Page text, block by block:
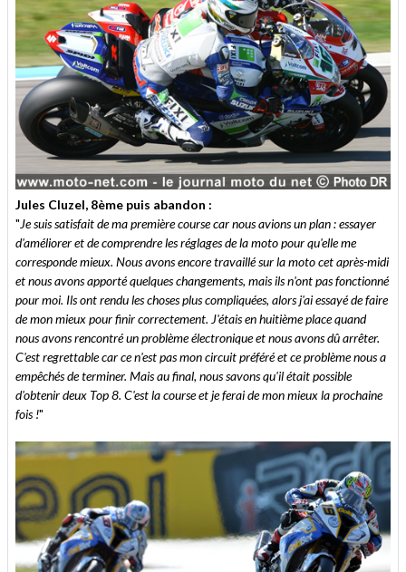
Jules Cluzel, 8ème puis abandon :
"Je suis satisfait de ma première course car nous avions un plan : essayer
d'améliorer et de comprendre les réglages de la moto pour qu'elle me
corresponde mieux. Nous avons encore travaillé sur la moto cet après-midi
et nous avons apporté quelques changements, mais ils n'ont pas fonctionné
pour moi. Ils ont rendu les choses plus compliquées, alors j'ai essayé de faire
de mon mieux pour finir correctement. J'étais en huitième place quand
nous avons rencontré un problème électronique et nous avons dû arrêter.
C'est regrettable car ce n'est pas mon circuit préféré et ce problème nous a
empêchés de terminer. Mais au final, nous savons qu'il était possible
d'obtenir deux Top 8. C'est la course et je ferai de mon mieux la prochaine
fois !"